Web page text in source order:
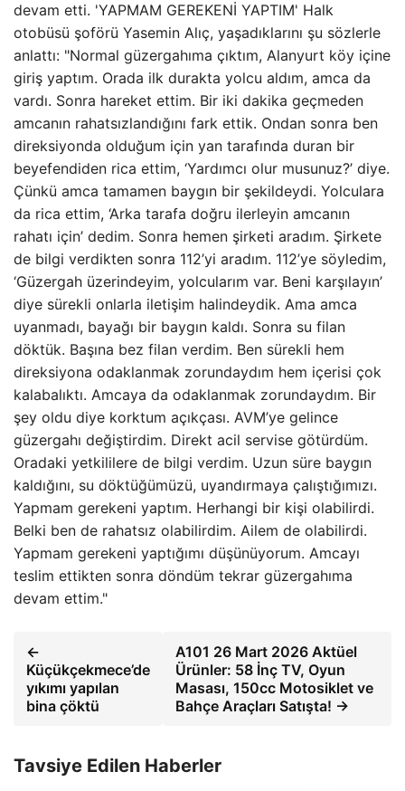
devam etti. 'YAPMAM GEREKENİ YAPTIM' Halk
otobüsü şoförü Yasemin Alıç, yaşadıklarını şu sözlerle
anlattı: "Normal güzergahıma çıktım, Alanyurt köy içine
giriş yaptım. Orada ilk durakta yolcu aldım, amca da
vardı. Sonra hareket ettim. Bir iki dakika geçmeden
amcanın rahatsızlandığını fark ettik. Ondan sonra ben
direksiyonda olduğum için yan tarafında duran bir
beyefendiden rica ettim, ‘Yardımcı olur musunuz?’ diye.
Çünkü amca tamamen baygın bir şekildeydi. Yolculara
da rica ettim, ‘Arka tarafa doğru ilerleyin amcanın
rahatı için’ dedim. Sonra hemen şirketi aradım. Şirkete
de bilgi verdikten sonra 112’yi aradım. 112’ye söyledim,
‘Güzergah üzerindeyim, yolcularım var. Beni karşılayın’
diye sürekli onlarla iletişim halindeydik. Ama amca
uyanmadı, bayağı bir baygın kaldı. Sonra su filan
döktük. Başına bez filan verdim. Ben sürekli hem
direksiyona odaklanmak zorundaydım hem içerisi çok
kalabalıktı. Amcaya da odaklanmak zorundaydım. Bir
şey oldu diye korktum açıkçası. AVM’ye gelince
güzergahı değiştirdim. Direkt acil servise götürdüm.
Oradaki yetkililere de bilgi verdim. Uzun süre baygın
kaldığını, su döktüğümüzü, uyandırmaya çalıştığımızı.
Yapmam gerekeni yaptım. Herhangi bir kişi olabilirdi.
Belki ben de rahatsız olabilirdim. Ailem de olabilirdi.
Yapmam gerekeni yaptığımı düşünüyorum. Amcayı
teslim ettikten sonra döndüm tekrar güzergahıma
devam ettim."
←
Küçükçekmece’de
yıkımı yapılan
bina çöktü
A101 26 Mart 2026 Aktüel
Ürünler: 58 İnç TV, Oyun
Masası, 150cc Motosiklet ve
Bahçe Araçları Satışta! →
Tavsiye Edilen Haberler